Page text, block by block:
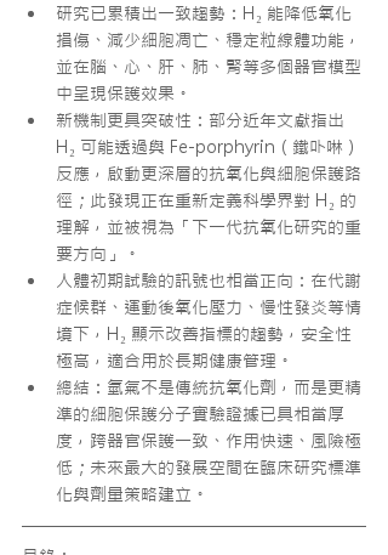
研究已累積出一致趨勢：H₂ 能降低氧化
損傷、減少細胞凋亡、穩定粒線體功能，
並在腦、心、肝、肺、腎等多個器官模型
中呈現保護效果。
新機制更具突破性：部分近年文獻指出
H₂ 可能透過與 Fe-porphyrin（鐵卟啉）
反應，啟動更深層的抗氧化與細胞保護路
徑；此發現正在重新定義科學界對 H₂ 的
理解，並被視為「下一代抗氧化研究的重
要方向」。
人體初期試驗的訊號也相當正向：在代謝
症候群、運動後氧化壓力、慢性發炎等情
境下，H₂ 顯示改善指標的趨勢，安全性
極高，適合用於長期健康管理。
總結：氫氣不是傳統抗氧化劑，而是更精
準的細胞保護分子實驗證據已具相當厚
度，跨器官保護一致、作用快速、風險極
低；未來最大的發展空間在臨床研究標準
化與劑量策略建立。